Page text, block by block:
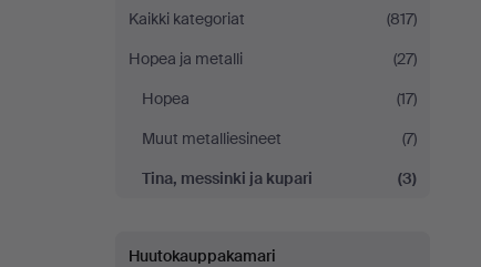
messinki
ja
kupari
Arce
Kaikki kategoriat
(817)
Hopea ja metalli
(27)
Hopea
(17)
Muut metalliesineet
(7)
Tina, messinki ja kupari
(3)
Huutokauppakamari